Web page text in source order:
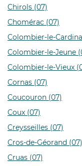
Chirols (07)
Chomérac (07)
Colombier-le-
Colombier-le-Jeune
Colombier-le-Vieux
Cornas (07)
Coucouron (07)
Coux (07)
Creysseilles (07)
Cros-de-Géorand (07)
Cruas (07)